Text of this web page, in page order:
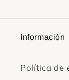
Información
Política de